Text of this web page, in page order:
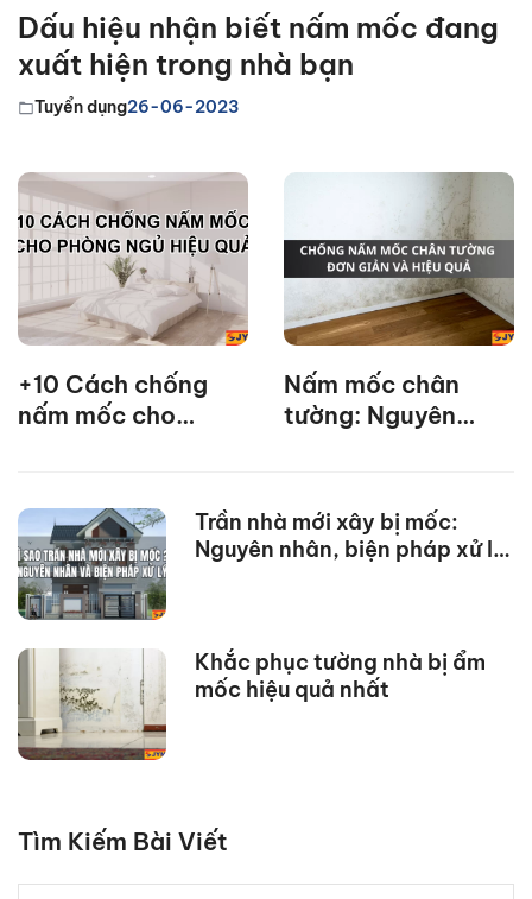
Dấu hiệu nhận biết nấm mốc đang
xuất hiện trong nhà bạn
Tuyển dụng26-06-2023
+10 Cách chống
nấm mốc cho
Nấm mốc chân
tường: Nguyên
Trần nhà mới xây bị mốc:
Nguyên nhân, biện pháp xử lý
Khắc phục tường nhà bị ẩm
mốc hiệu quả nhất
Tìm Kiếm Bài Viết